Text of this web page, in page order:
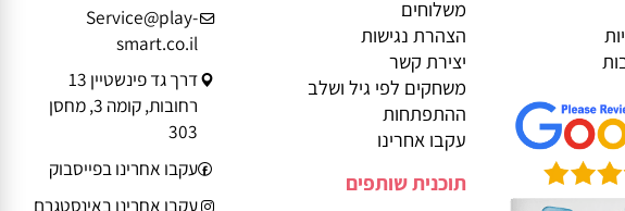
בלוג
ביטול עסקה
משלוחים
הצהרת נגישות
יצירת קשר
משחקים לפי גיל ושלב
טלפון: 08-9359935
Service@play-
smart.co.il
דרך גד פינשטיין 13